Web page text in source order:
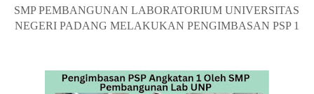
SMP PEMBANGUNAN LABORATORIUM UNIVERSITAS
NEGERI PADANG MELAKUKAN PENGIMBASAN PSP 1